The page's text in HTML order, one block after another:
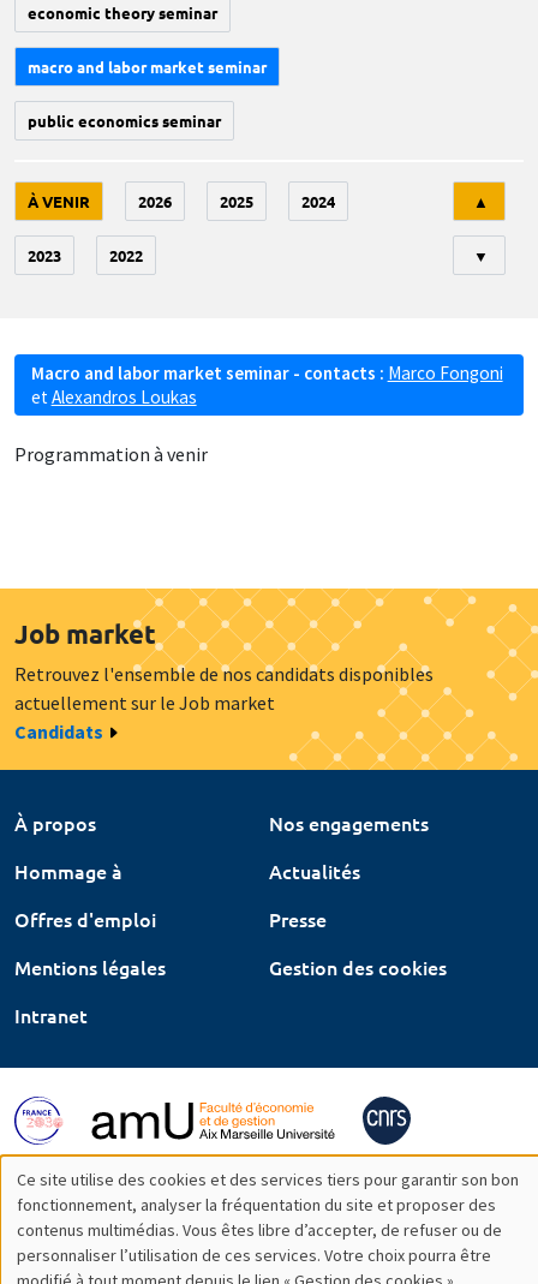
economic theory seminar
macro and labor market seminar
public economics seminar
À VENIR 2026 2025 2024
2023 2022
▲
▼
Macro and labor market seminar - contacts : Marco Fongoni
et Alexandros Loukas
Programmation à venir
Job market
Retrouvez l'ensemble de nos candidats disponibles
actuellement sur le Job market
Candidats
À propos
Nos engagements
Hommage à
Actualités
Offres d'emploi
Presse
Mentions légales
Gestion des cookies
Intranet
Utilisation
des
Ce site utilise des cookies et des services tiers pour garantir son bon
fonctionnement, analyser la fréquentation du site et proposer des
contenus multimédias. Vous êtes libre d’accepter, de refuser ou de
personnaliser l’utilisation de ces services. Votre choix pourra être